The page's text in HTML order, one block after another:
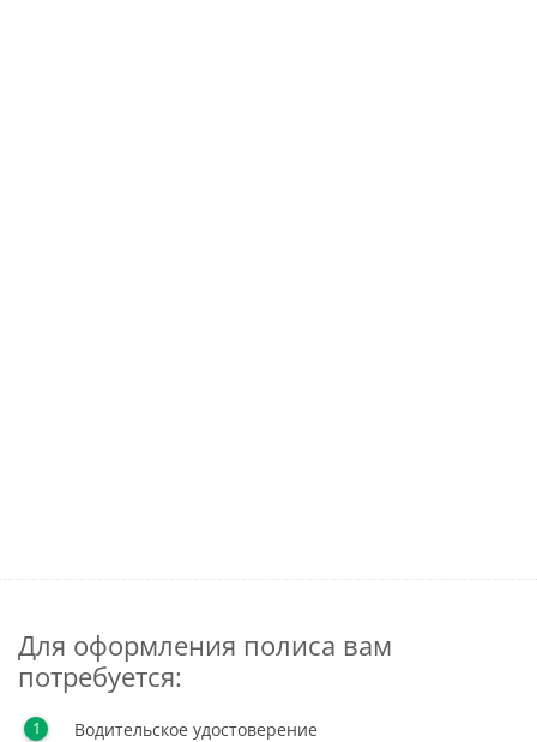
Для оформления полиса вам
потребуется:
Водительское удостоверение